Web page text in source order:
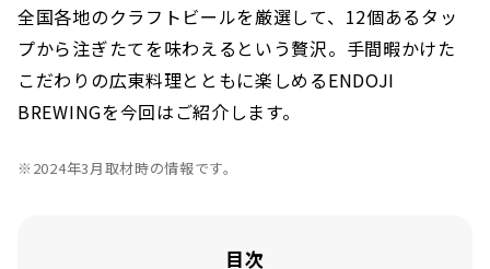
全国各地のクラフトビールを厳選して、12個あるタッ
プから注ぎたてを味わえるという贅沢。手間暇かけた
こだわりの広東料理とともに楽しめるENDOJI
BREWINGを今回はご紹介します。
※2024年3月取材時の情報です。
目次